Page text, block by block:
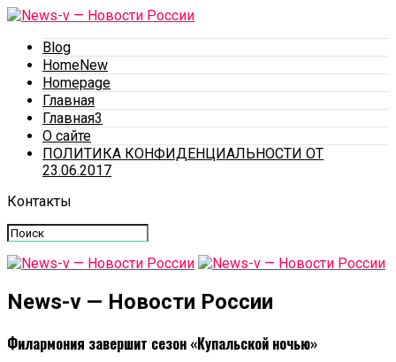
Blog
HomeNew
Homepage
Главная
Главная3
О сайте
ПОЛИТИКА КОНФИДЕНЦИАЛЬНОСТИ ОТ
23.06.2017
Контакты
News-v — Новости России
Филармония завершит сезон «Купальской ночью»